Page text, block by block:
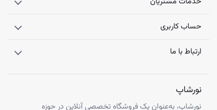
حساب کاربری
ارتباط با ما
نورشاپ
نورشاپ، به‌عنوان یک فروشگاه تخصصی آنلاین در حوزه